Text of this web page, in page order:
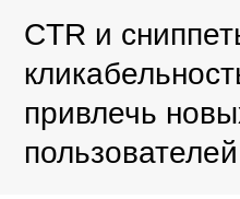
CTR и
привлечь
пользователей